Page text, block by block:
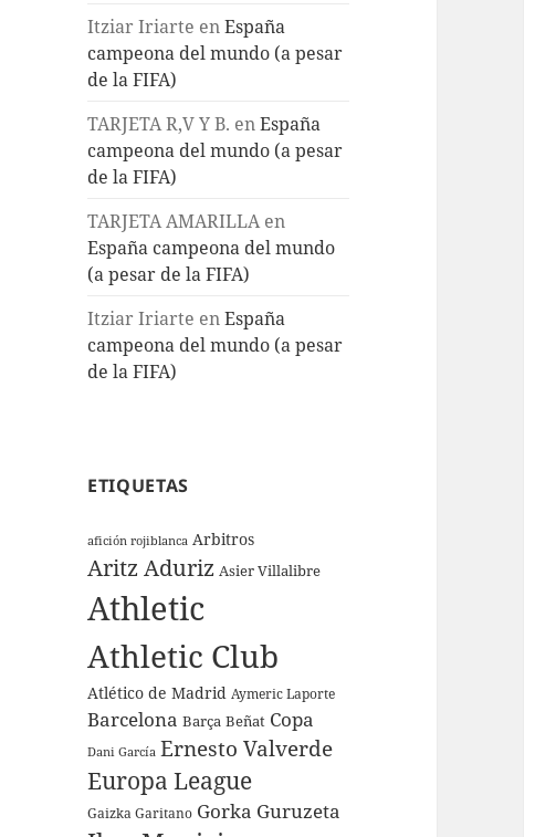
Itziar Iriarte enEspaña
campeona del mundo (a pesar
de la FIFA)
TARJETA R,V Y B. enEspaña
campeona del mundo (a pesar
de la FIFA)
TARJETA AMARILLAen
España campeona del mundo
(a pesar de la FIFA)
Itziar Iriarte enEspaña
campeona del mundo (a pesar
de la FIFA)
ETIQUETAS
afición rojiblanca Arbitros
Aritz Aduriz Asier Villalibre
Athletic
Athletic Club
Atlético de Madrid Aymeric Laporte
Barcelona Barça Beñat Copa
Dani García Ernesto Valverde
Europa League
Gaizka Garitano Gorka Guruzeta